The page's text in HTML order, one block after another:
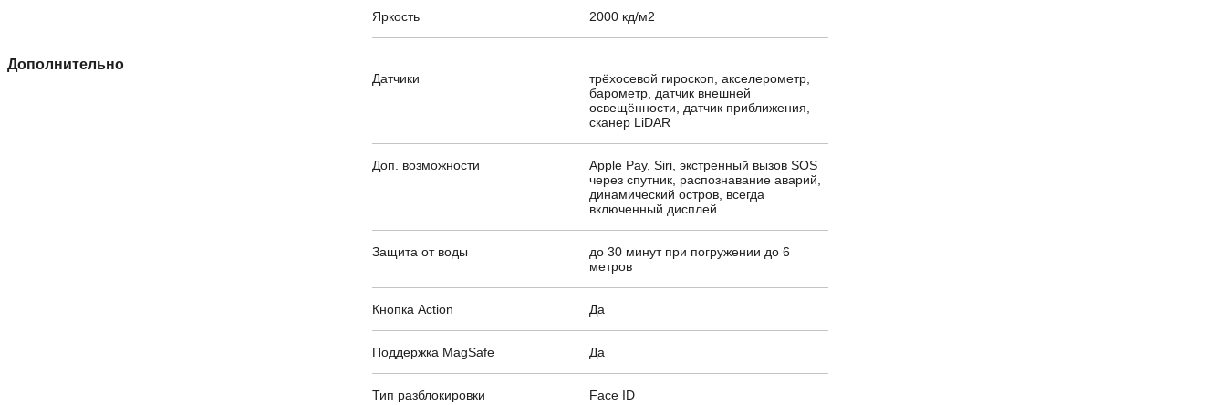
Яркость 2000 кд/м2
Дополнительно
Датчики
трёхосевой гироскоп, акселерометр,
барометр, датчик внешней
освещённости, датчик приближения,
сканер LiDAR
Доп. возможности
Apple Pay, Siri, экстренный вызов SOS
через спутник, распознавание аварий,
динамический остров, всегда
включенный дисплей
Защита от воды
до 30 минут при погружении до 6
метров
Кнопка Action Да
Поддержка MagSafe Да
Тип разблокировки Face ID